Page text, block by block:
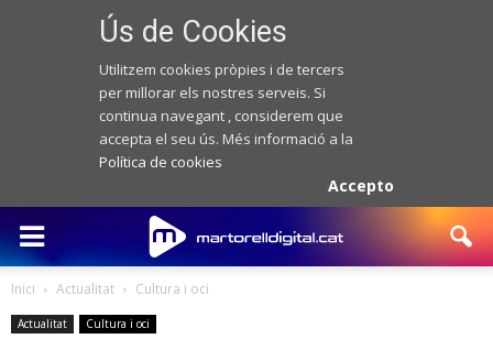
Ús de Cookies
Utilitzem cookies pròpies i de tercers
per millorar els nostres serveis. Si
continua navegant , considerem que
accepta el seu ús. Més informació a la
Política de cookies
Accepto
Inici Actualitat Cultura i oci
Actualitat Cultura i oci